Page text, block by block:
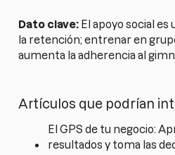
Dato clave: El apoyo social
la retención; entrenar en
aumenta la adherencia al
Artículos que podrían
El GPS de tu negocio:
resultados y toma las